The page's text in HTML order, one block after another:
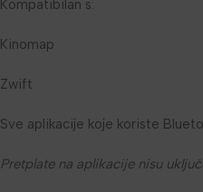
Kompatibilan s:
Kinomap
Zwift
Sve aplikacije koje koriste
Pretplate na aplikacije nisu